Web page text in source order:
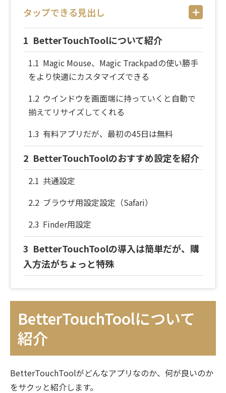
タップできる見出し
BetterTouchToolについて紹介
Magic Mouse、Magic Trackpadの使い勝手
をより快適にカスタマイズできる
ウインドウを画面端に持っていくと自動で
揃えてリサイズしてくれる
有料アプリだが、最初の45日は無料
BetterTouchToolのおすすめ設定を紹介
共通設定
ブラウザ用設定設定（Safari）
Finder用設定
BetterTouchToolの導入は簡単だが、購
入方法がちょっと特殊
購入方法は2つあるが、お得なのはAppスト
アを経由で購入すること
Appストアで別アプリを購入して、その特典
でBTTをもらう方法
まとめ 慣れてきたら、自分好みにジェ
スチャーをどんどん追加しよう
BetterTouchToolについて
紹介
BetterTouchToolがどんなアプリなのか、何が良いのか
をサクッと紹介します。